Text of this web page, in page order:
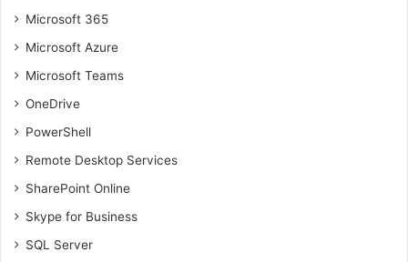
Microsoft 365
Microsoft Azure
Microsoft Teams
OneDrive
PowerShell
Remote Desktop Services
SharePoint Online
Skype for Business
SQL Server